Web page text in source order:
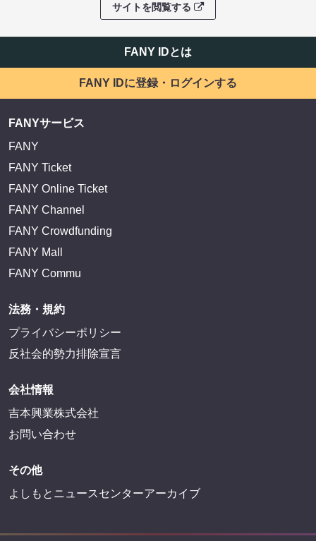
サイトを閲覧する
FANY IDとは
FANY IDに登録・ログインする
FANYサービス
FANY
FANY Ticket
FANY Online Ticket
FANY Channel
FANY Crowdfunding
FANY Mall
FANY Commu
法務・規約
プライバシーポリシー
反社会的勢力排除宣言
会社情報
吉本興業株式会社
お問い合わせ
その他
よしもとニュースセンターアーカイブ